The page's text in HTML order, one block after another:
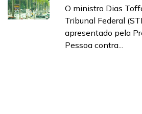
O ministro Dias
Tribunal Federal
apresentado pela
Pessoa contra...